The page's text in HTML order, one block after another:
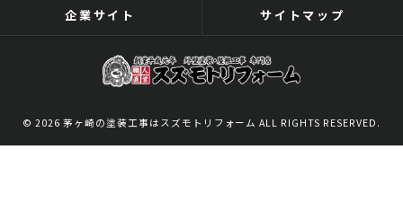
企業サイト サイトマップ
© 2026 茅ヶ崎の塗装工事はスズモトリフォーム ALL RIGHTS RESERVED.